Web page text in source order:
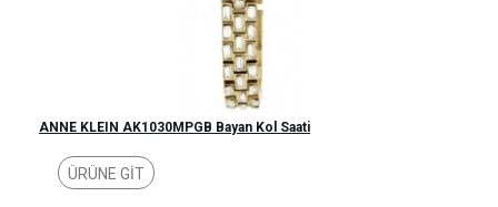
ANNE KLEIN AK1030MPGB Bayan Kol Saati
ÜRÜNE GİT